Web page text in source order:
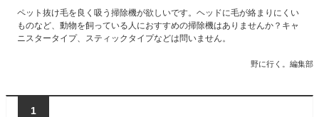
ペット抜け毛を良く吸う掃除機が欲しいです。ヘッドに毛が絡まりにくい
ものなど、動物を飼っている人におすすめの掃除機はありませんか？キャ
ニスタータイプ、スティックタイプなどは問いません。
野に行く。編集部
1